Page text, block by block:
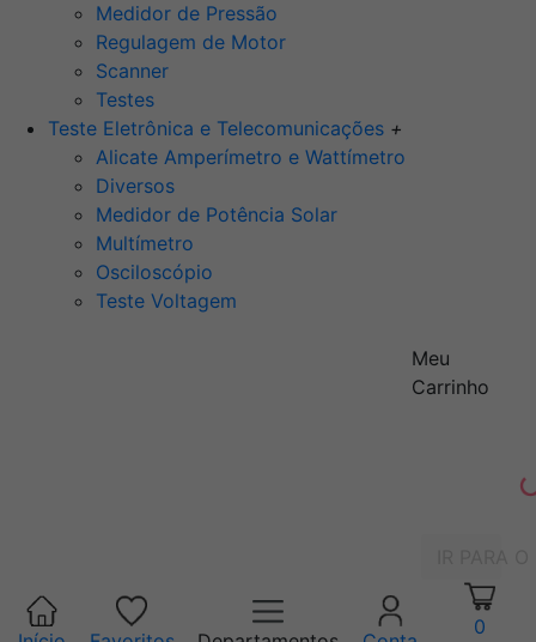
Medidor de Pressão
Regulagem de Motor
Scanner
Testes
Teste Eletrônica e Telecomunicações +
Alicate Amperímetro e Wattímetro
Diversos
Medidor de Potência Solar
Multímetro
Osciloscópio
Teste Voltagem
Meu
Carrinho
0